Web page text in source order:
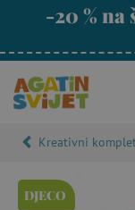
-20 % na
Kreativni
DJECO